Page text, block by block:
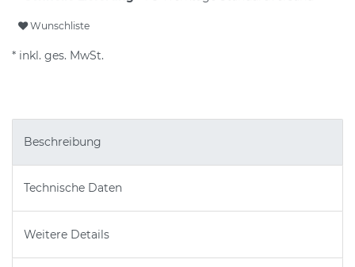
Wunschliste
* inkl. ges. MwSt.
Beschreibung
Technische Daten
Weitere Details